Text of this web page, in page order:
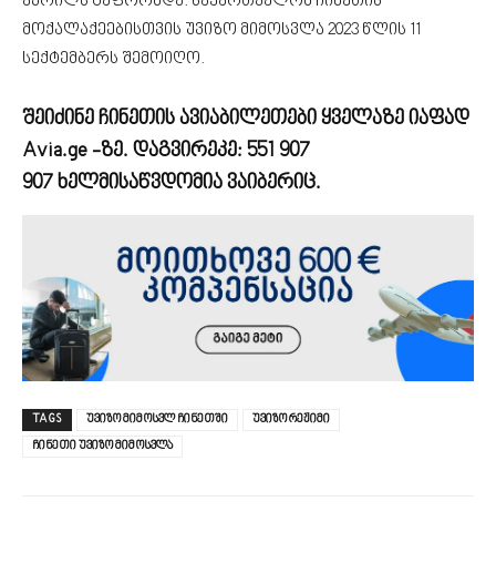
მოქალაქეებისთვის უვიზო მიმოსვლა 2023 წლის 11
სექტემბერს შემოიღო.
შეიძინე ჩინეთის ავიაბილეთები ყველაზე იაფად
Avia.ge -ზე. დაგვირეკე: 551 907
907ხელმისაწვდომია ვაიბერიც.
TAGS უვიზო მიმოსვლ ჩინეთში
უვიზო რეჟიმი
ჩინეთი უვიზო მიმოსვლა